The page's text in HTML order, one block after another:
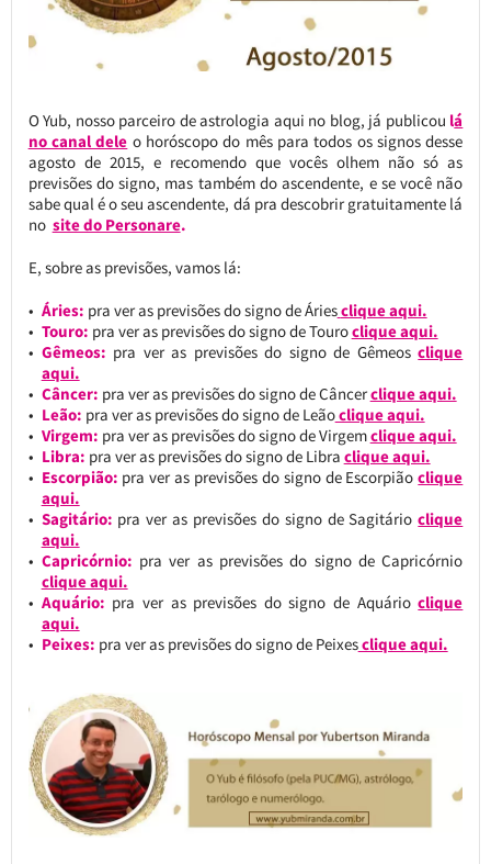
O Yub, nosso parceiro de astrologia aqui no blog, já publicou lá
no canal dele o horóscopo do mês para todos os signos desse
agosto de 2015, e recomendo que vocês olhem não só as
previsões do signo, mas também do ascendente, e se você não
sabe qual é o seu ascendente, dá pra descobrir gratuitamente lá
no site do Personare.
E, sobre as previsões, vamos lá:
Áries: pra ver as previsões do signo de Áriesclique aqui.
Touro: pra ver as previsões do signo de Touroclique aqui.
Gêmeos: pra ver as previsões do signo de Gêmeosclique
aqui.
Câncer: pra ver as previsões do signo de Câncerclique aqui.
Leão: pra ver as previsões do signo de Leãoclique aqui.
Virgem: pra ver as previsões do signo de Virgemclique aqui.
Libra: pra ver as previsões do signo de Libra clique aqui.
Escorpião: pra ver as previsões do signo de Escorpiãoclique
aqui.
Sagitário: pra ver as previsões do signo de Sagitárioclique
aqui.
Capricórnio: pra ver as previsões do signo de Capricórnio
clique aqui.
Aquário: pra ver as previsões do signo de Aquário clique
aqui.
Peixes: pra ver as previsões do signo de Peixesclique aqui.